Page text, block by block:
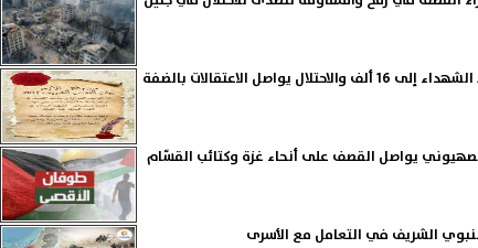
60” .. الاحتلال الصهيوني يواصل القصف على أنحاء غزة وكتائب القسّام
الشريف في التعامل مع الأسرى